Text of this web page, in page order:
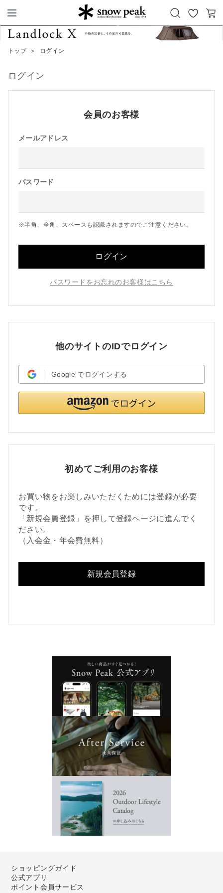
Snow Peak
お
気
カ
トップ ＞ ログイン
ログイン
会員のお客様
メールアドレス
パスワード
※半角、全角、スペースも認識されますのでご注意ください。
ログイン
パスワードをお忘れのお客様はこちら
初めてご利用のお客様
お買い物をお楽しみいただくためには登録が必要
です。
「新規会員登録」を押して登録ページに進んでく
ださい。
（入会金・年会費無料）
新規会員登録
他のサイトのIDでログイン
Google でログインする
ショッピングガイド
公式アプリ
ポイント会員サービス